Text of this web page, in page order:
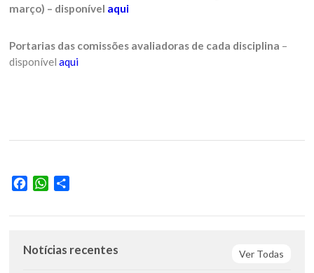
março) – disponível aqui
Portarias das comissões avaliadoras de cada disciplina –
disponívelaqui
FacebookWhatsApp
Ver Todas
Notícias recentes